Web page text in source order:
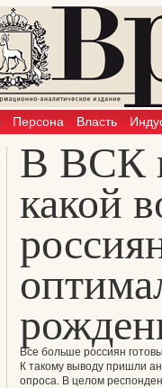
Персона Власть
В ВСК
какой
Все больше россиян
К такому выводу пришли
опроса. В целом